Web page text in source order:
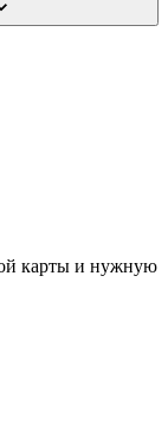
карты и нужную